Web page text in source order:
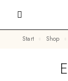
Start Shop